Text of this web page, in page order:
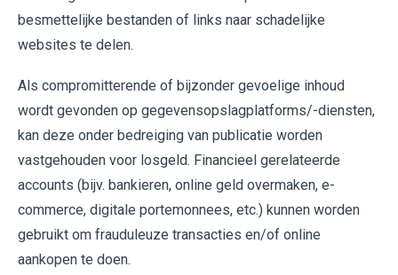
besmettelijke bestanden of links naar schadelijke
websites te delen.
Als compromitterende of bijzonder gevoelige inhoud
wordt gevonden op gegevensopslagplatforms/-diensten,
kan deze onder bedreiging van publicatie worden
vastgehouden voor losgeld. Financieel gerelateerde
accounts (bijv. bankieren, online geld overmaken, e-
commerce, digitale portemonnees, etc.) kunnen worden
gebruikt om frauduleuze transacties en/of online
aankopen te doen.